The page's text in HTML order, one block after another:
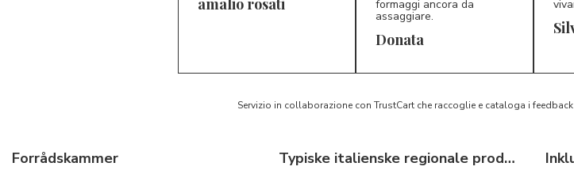
D*
formaggi ancora da
assaggiare.
Donata S*
Servizio in collaborazione con TrustCart che raccoglie e cataloga i
Forrådskammer Typiske italienske regionale produkter